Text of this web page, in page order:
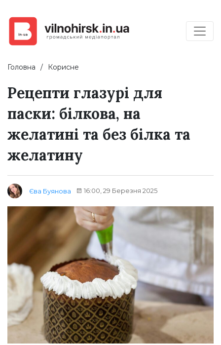
Головна Корисне
Рецепти глазурі для
паски: білкова, на
желатині та без білка та
желатину
Єва Буянова 16:00, 29 Березня 2025